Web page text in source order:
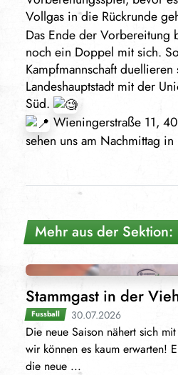
Vollgas in die Rückrunde
Das Ende der Vorbereitung
noch ein Doppel mit sich.
Kampfmannschaft
Landeshauptstadt mit der
Süd.
Wieningerstraße 11,
sehen uns am Nachmittag in
Mehr aus der Sektion:
Stammgast in der
Fussball 30.07.2026
Die neue Saison nähert sich
wir können es kaum erwarten!
die neue ...